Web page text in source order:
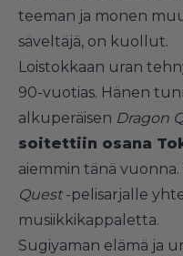
teeman ja monen
säveltäjä, on kuollut.
Loistokkaan uran
90-vuotias. Hänen
alkuperäisen Dragon
soitettiin osana
aiemmin tänä
Quest-pelisarjalle
musiikkikappaletta.
Sugiyaman elämä ja